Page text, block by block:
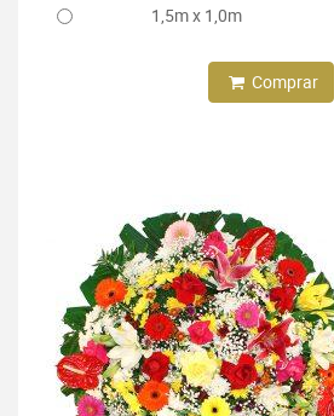
1,5m x 1,0m
Comprar